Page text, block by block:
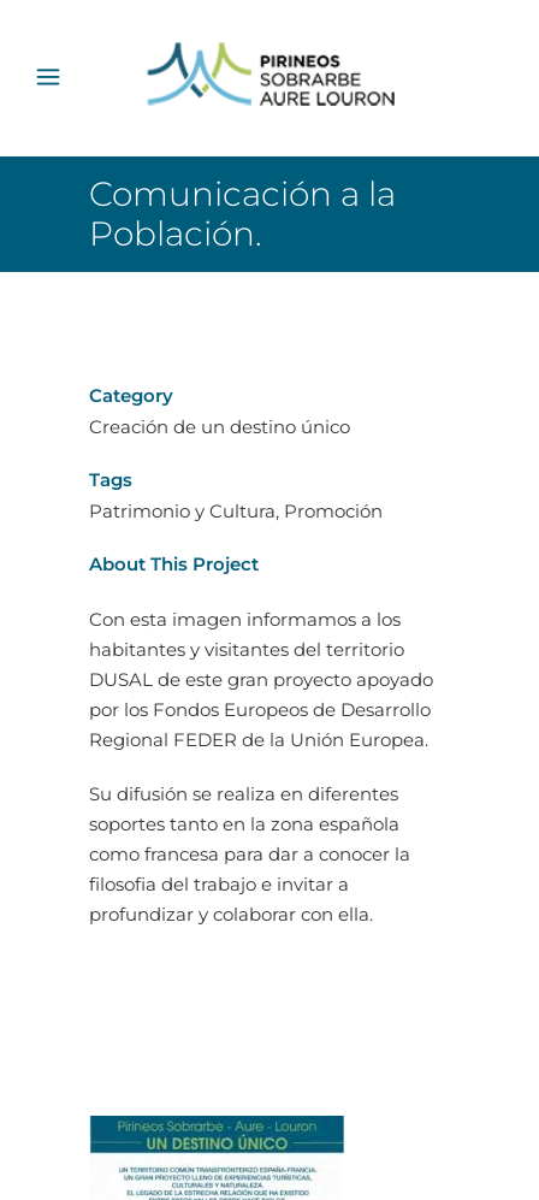
Comunicación a la
Población.
Category
Creación de un destino único
Tags
Patrimonio y Cultura, Promoción
About This Project
Con esta imagen informamos a los
habitantes y visitantes del territorio
DUSAL de este gran proyecto apoyado
por los Fondos Europeos de Desarrollo
Regional FEDER de la Unión Europea.
Su difusión se realiza en diferentes
soportes tanto en la zona española
como francesa para dar a conocer la
filosofia del trabajo e invitar a
profundizar y colaborar con ella.